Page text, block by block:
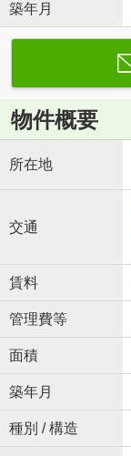
築年月
物件概要
所在地
交通
賃料
管理費等
面積
築年月
種別 / 構造